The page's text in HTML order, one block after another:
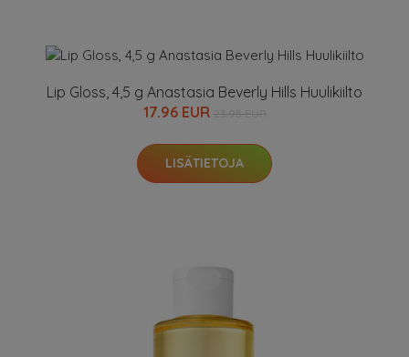
Lip Gloss, 4,5 g Anastasia Beverly Hills Huulikiilto
17.96 EUR
LISÄTIETOJA